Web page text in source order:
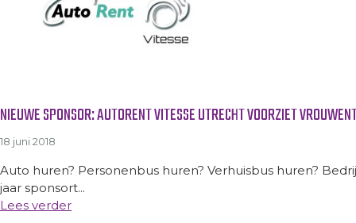
NIEUWE SPONSOR: AUTORENT VITESSE UTRECHT VOORZIET
18 juni 2018
Auto huren? Personenbus huren? Verhuisbus huren?
jaar sponsort...
Lees verder